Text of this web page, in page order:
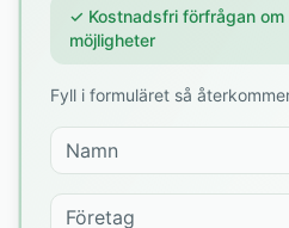
✓ Kostnadsfri förfrågan om
möjligheter
Fyll i formuläret så